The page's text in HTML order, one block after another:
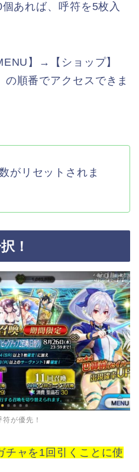
あれば、呼符を5枚入
】→【ショップ】
順番でアクセスできま
がリセットされま
！
が優先！
チャを1回引くことに使